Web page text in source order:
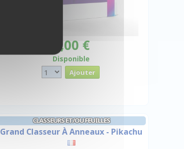
7,00 €
Disponible
CLASSEURS ET/OU FEUILLES
Grand Classeur À Anneaux - Pikachu